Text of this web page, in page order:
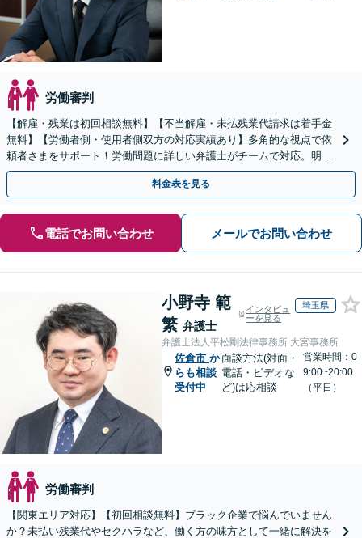
労働審判
【解雇・残業は初回相談無料】【不当解雇・未払残業代請求は着手金
無料】【労働者側・使用者側双方の対応実績あり】多角的な視点で依
頼者さまをサポート！労働問題に詳しい弁護士がチームで対応。明快
な料金設定／初回相談の際にご説明【休日・夜間相談可】
料金表を見る
電話でお問い合わせ メールでお問い合わせ
小野寺 範
繁 弁護士
インタビュ
ーを見る
埼玉県
弁護士法人平松剛法律事務所 大宮事務所
佐倉市 か
らも相談
受付中
面談方法(対面・
電話・ビデオな
ど)は応相談
営業時間：0
9:00~20:00
（平日）
労働審判
【関東エリア対応】【初回相談無料】ブラック企業で悩んでいません
か？未払い残業代やセクハラなど、働く方の味方として一緒に解決を